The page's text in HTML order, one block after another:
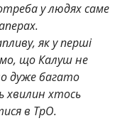
у людях саме
як у перші
що Калуш не
дуже багато
хвилин хтось
в ТрО.